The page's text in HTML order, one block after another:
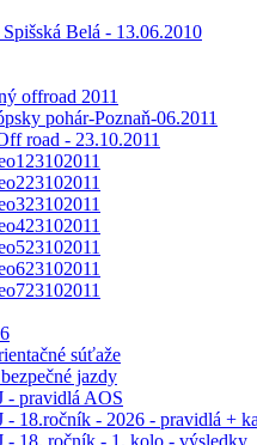
Belá - 13.06.2010
offroad 2011
pohár-Poznaň-06.2011
road - 23.10.2011
súťaže
jazdy
- pravidlá AOS
- 18.ročník - 2026 - pravidlá +
- 18. ročník - 1. kolo - výsledky